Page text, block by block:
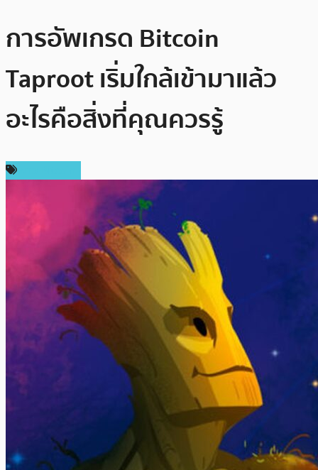
การอัพเกรด Bitcoin
Taproot เริ่มใกล้เข้ามาแล้ว
อะไรคือสิ่งที่คุณควรรู้